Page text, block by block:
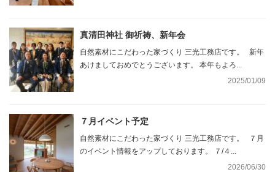
真清田神社 御祈祷、新年会
自然素材にこだわった家づくり 三光工務店です。 新年
あけましておめでとうございます。 本年もよろ...
2025/01/09
７月イベント予定
自然素材にこだわった家づくり 三光工務店です。 ７月
のイベント情報をアップしております。 ７/４...
2026/06/30